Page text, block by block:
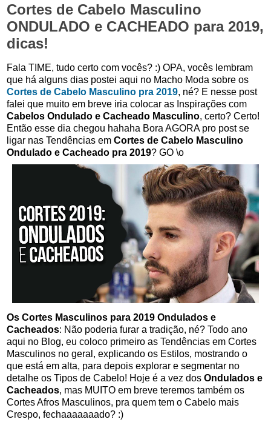
Cortes de Cabelo Masculino
ONDULADO e CACHEADO para 2019,
dicas!
Fala TIME, tudo certo com vocês? :) OPA, vocês lembram
que há alguns dias postei aqui no Macho Moda sobre os
Cortes de Cabelo Masculino pra 2019, né? E nesse post
falei que muito em breve iria colocar as Inspirações com
Cabelos Ondulado e Cacheado Masculino, certo? Certo!
Então esse dia chegou hahaha Bora AGORA pro post se
ligar nas Tendências em Cortes de Cabelo Masculino
Ondulado e Cacheado pra 2019? GO \o
Os Cortes Masculinos para 2019 Ondulados e
Cacheados: Não poderia furar a tradição, né? Todo ano
aqui no Blog, eu coloco primeiro as Tendências em Cortes
Masculinos no geral, explicando os Estilos, mostrando o
que está em alta, para depois explorar e segmentar no
detalhe os Tipos de Cabelo! Hoje é a vez dos Ondulados e
Cacheados, mas MUITO em breve teremos também os
Cortes Afros Masculinos, pra quem tem o Cabelo mais
Crespo, fechaaaaaaado? :)